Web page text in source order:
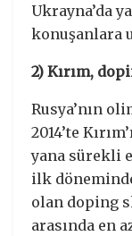
Ukrayna’da
konuşanlara
2) Kırım,
Rusya’nın
2014’te
yana sürekli
ilk
olan doping
arasında en